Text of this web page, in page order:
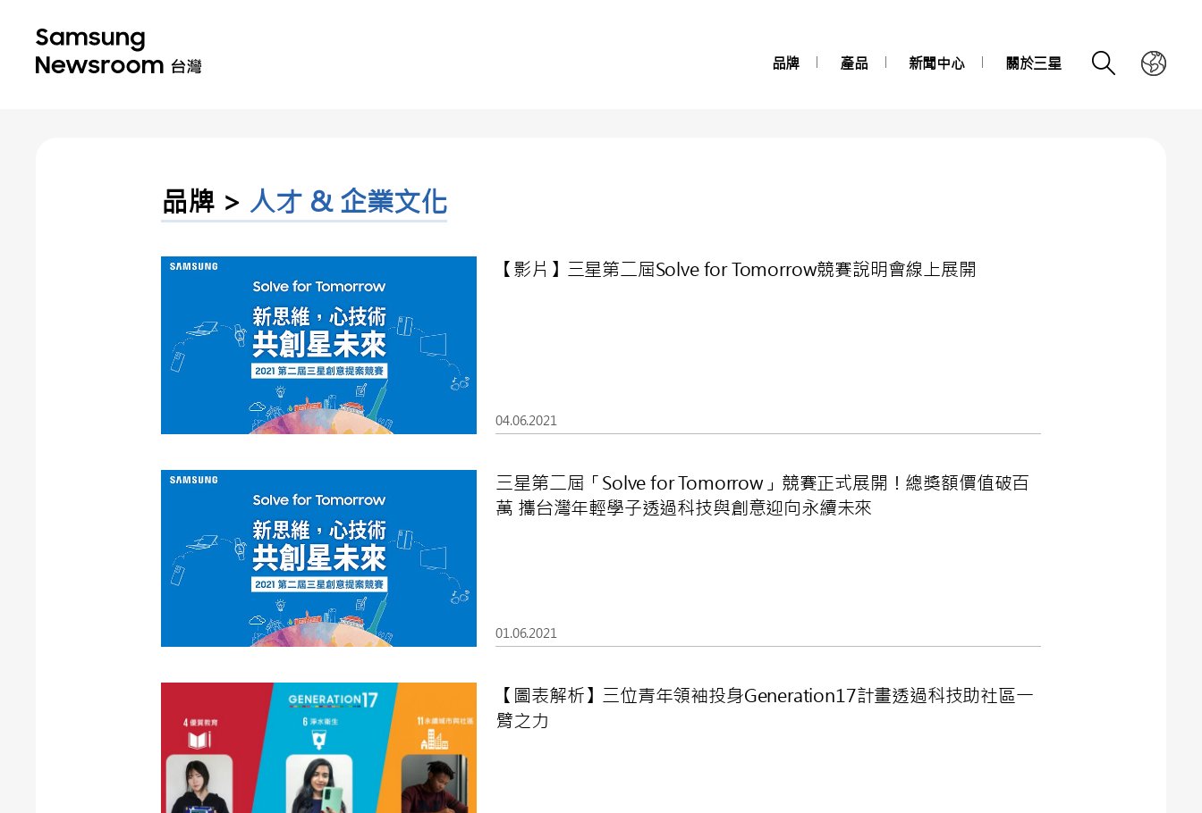
品牌 產品 新聞中心 關於三星
品牌 > 人才 & 企業文化
【影片】三星第二屆Solve for Tomorrow競賽說明會線上展開
04.06.2021
三星第二屆「Solve for Tomorrow」競賽正式展開！總獎額價值破百
萬 攜台灣年輕學子透過科技與創意迎向永續未來
01.06.2021
【圖表解析】三位青年領袖投身Generation17計畫透過科技助社區一
臂之力